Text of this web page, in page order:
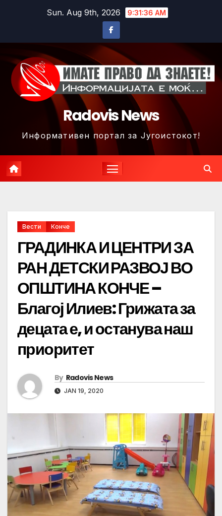
Sun. Aug 9th, 2026 9:31:39 AM
Radovis News
Информативен портал за Југоистокот!
Вести Конче
ГРАДИНКА И ЦЕНТРИ ЗА
РАН ДЕТСКИ РАЗВОЈ ВО
ОПШТИНА КОНЧЕ –
Благој Илиев: Грижата за
децата е, и останува наш
приоритет
By Radovis News
JAN 19, 2020